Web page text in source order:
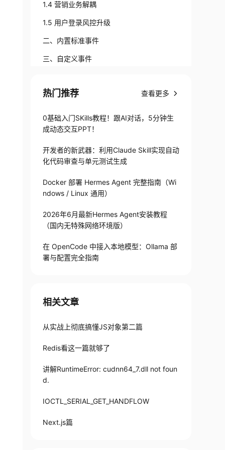
1.4 营销业务解耦
1.5 用户登录风控升级
二、内置标准事件
三、自定义事件
3.2 定义事件监听器的两种方法
3.3 异步事件
3.4 最后发送事件
热门推荐 查看更多
0基础入门SKills教程！跟AI对话，5分钟生
成动态交互PPT！
开发者的新武器：利用Claude Skill实现自动
化代码审查与单元测试生成
Docker 部署 Hermes Agent 完整指南（Wi
ndows / Linux 通用）
2026年6月最新Hermes Agent安装教程
（国内无特殊网络环境版）
在 OpenCode 中接入本地模型：Ollama 部
署与配置完全指南
相关文章
从实战上彻底搞懂JS对象第二篇
Redis看这一篇就够了
讲解RuntimeError: cudnn64_7.dll not foun
d.
IOCTL_SERIAL_GET_HANDFLOW
Next.js篇